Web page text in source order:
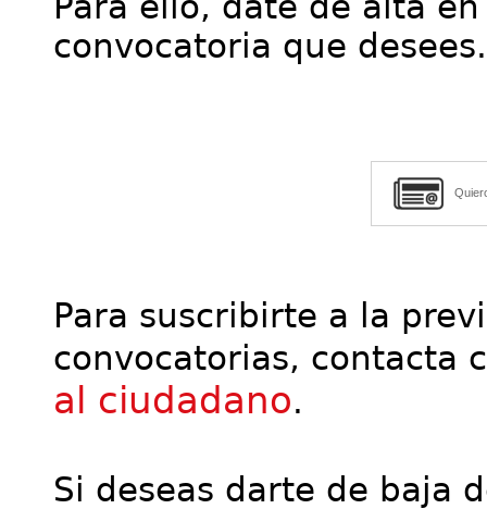
convocatoria que desees.
Para suscribirte a la
convocatorias, contacta
al ciudadano.
Si deseas darte de baja